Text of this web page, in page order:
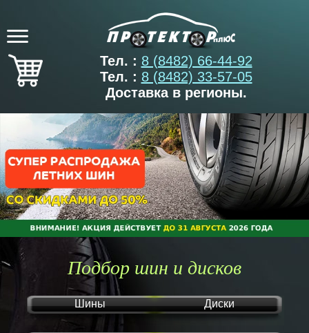
Тел. : 8 (8482) 66-44-92
Тел. : 8 (8482) 33-57-05
Доставка в регионы.
Подбор шин и дисков
Шины Диски